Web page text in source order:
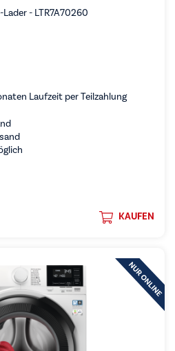
- LTR7A70260
Laufzeit per Teilzahlung
KAUFEN